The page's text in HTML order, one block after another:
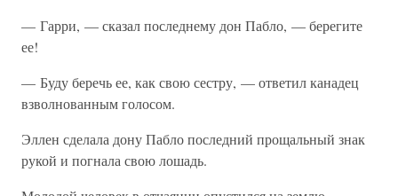
— Гарри, — сказал последнему дон Пабло, — берегите
ее!
— Буду беречь ее, как свою сестру, — ответил канадец
взволнованным голосом.
Эллен сделала дону Пабло последний прощальный знак
рукой и погнала свою лошадь.